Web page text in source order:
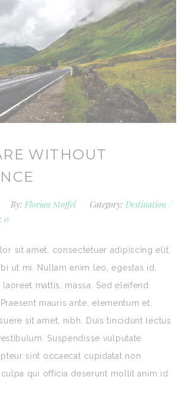
WITHOUT
By: Florian Stoffel Category: Destination /
0
sit amet, consectetuer adipiscing elit.
ut mi. Nullam enim leo, egestas id,
mattis, massa. Sed eleifend
mauris ante, elementum et,
sit amet, nibh. Duis tincidunt lectus
Suspendisse vulputate
sint occaecat cupidatat non
qui officia deserunt mollit anim id